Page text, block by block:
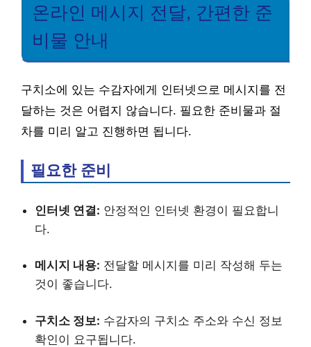
온라인 메시지 전달, 간편한 준
비물 안내
구치소에 있는 수감자에게 인터넷으로 메시지를 전
달하는 것은 어렵지 않습니다. 필요한 준비물과 절
차를 미리 알고 진행하면 됩니다.
필요한 준비
인터넷 연결: 안정적인 인터넷 환경이 필요합니
다.
메시지 내용: 전달할 메시지를 미리 작성해 두는
것이 좋습니다.
구치소 정보: 수감자의 구치소 주소와 수신 정보
확인이 요구됩니다.